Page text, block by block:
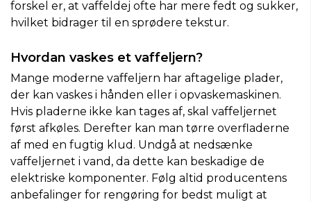
forskel er, at vaffeldej ofte har mere fedt og sukker,
hvilket bidrager til en sprødere tekstur.
Hvordan vaskes et vaffeljern?
Mange moderne vaffeljern har aftagelige plader,
der kan vaskes i hånden eller i opvaskemaskinen.
Hvis pladerne ikke kan tages af, skal vaffeljernet
først afkøles. Derefter kan man tørre overfladerne
af med en fugtig klud. Undgå at nedsænke
vaffeljernet i vand, da dette kan beskadige de
elektriske komponenter. Følg altid producentens
anbefalinger for rengøring for bedst muligt at